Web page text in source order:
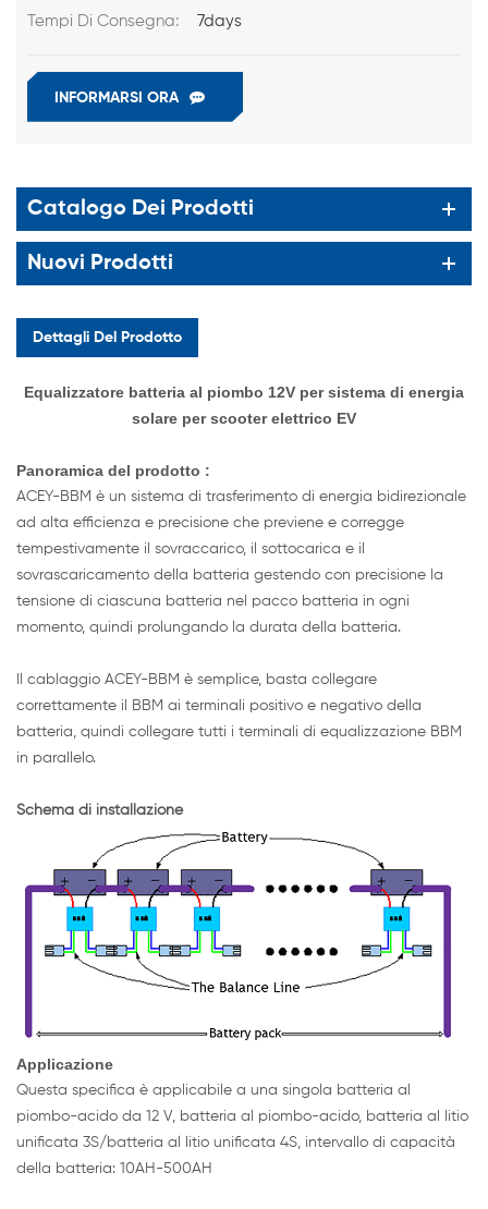
Tempi Di Consegna: 7days
INFORMARSI ORA
Catalogo Dei Prodotti
Nuovi Prodotti
Dettagli Del Prodotto
Equalizzatore batteria al piombo 12V per sistema di energia
solare per scooter elettrico EV
Panoramica del prodotto :
ACEY-BBM è un sistema di trasferimento di energia bidirezionale
ad alta efficienza e precisione che previene e corregge
tempestivamente il sovraccarico, il sottocarica e il
sovrascaricamento della batteria gestendo con precisione la
tensione di ciascuna batteria nel pacco batteria in ogni
momento, quindi prolungando la durata della batteria.
Il cablaggio ACEY-BBM è semplice, basta collegare
correttamente il BBM ai terminali positivo e negativo della
batteria, quindi collegare tutti i terminali di equalizzazione BBM
in parallelo.
Schema di installazione
Applicazione
Questa specifica è applicabile a una singola batteria al
piombo-acido da 12 V, batteria al piombo-acido, batteria al litio
unificata 3S/batteria al litio unificata 4S, intervallo di capacità
della batteria: 10AH-500AH